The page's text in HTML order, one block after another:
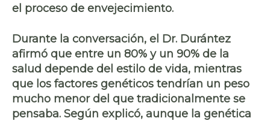
el proceso de envejecimiento.
Durante la conversación, el Dr. Durántez
afirmó que entre un 80% y un 90% de la
salud depende del estilo de vida, mientras
que los factores genéticos tendrían un peso
mucho menor del que tradicionalmente se
pensaba. Según explicó, aunque la genética